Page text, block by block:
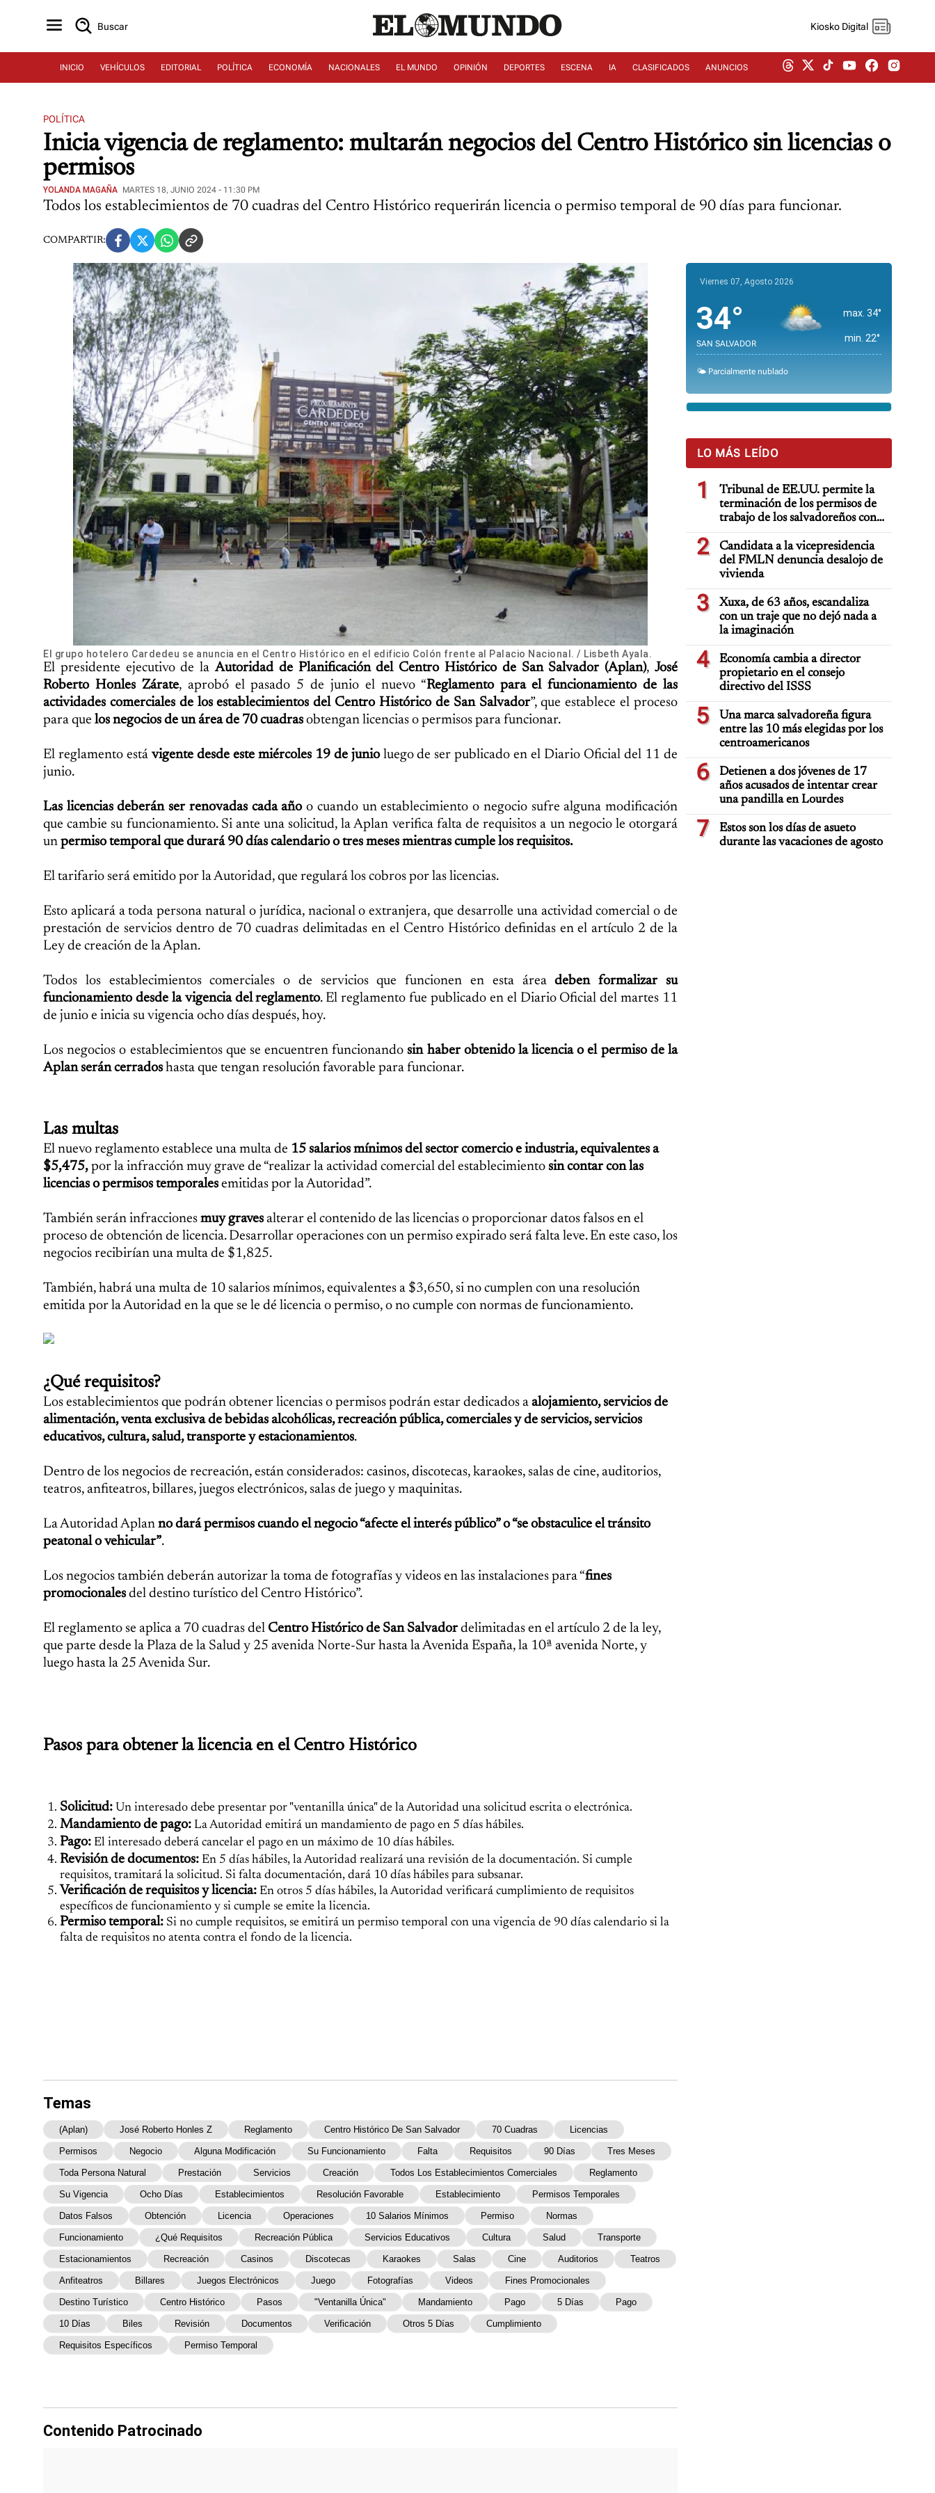
Buscar Kiosko Digital
INICIO VEHÍCULOS EDITORIAL POLÍTICA ECONOMÍA NACIONALES EL MUNDO OPINIÓN DEPORTES ESCENA IA CLASIFICADOS ANUNCIOS
POLÍTICA
Inicia vigencia de reglamento: multarán negocios del Centro Histórico sin licencias o
permisos
YOLANDA MAGAÑA MARTES 18, JUNIO 2024 - 11:30 PM
Todos los establecimientos de 70 cuadras del Centro Histórico requerirán licencia o permiso temporal de 90 días para funcionar.
COMPARTIR:
El grupo hotelero Cardedeu se anuncia en el Centro Histórico en el edificio Colón frente al Palacio Nacional. / Lisbeth Ayala.
El presidente ejecutivo de laAutoridad de Planificación del Centro Histórico de San Salvador (Aplan),José
Roberto Honles Zárate, aprobó el pasado 5 de junio el nuevo “Reglamento para el funcionamiento de las
actividades comerciales de los establecimientos del Centro Histórico de San Salvador”, que establece el proceso
para que los negocios de un área de 70 cuadras obtengan licencias o permisos para funcionar.
El reglamento estávigente desde este miércoles 19 de junioluego de ser publicado en el Diario Oficial del 11 de
junio.
Las licencias deberán ser renovadas cada añoo cuando un establecimiento o negocio sufre alguna modificación
que cambie su funcionamiento. Si ante una solicitud, la Aplan verifica falta de requisitos a un negocio le otorgará
un permiso temporal que durará 90 días calendario o tres meses mientras cumple los requisitos.
El tarifario será emitido por la Autoridad, que regulará los cobros por las licencias.
Esto aplicará a toda persona natural o jurídica, nacional o extranjera, que desarrolle una actividad comercial o de
prestación de servicios dentro de 70 cuadras delimitadas en el Centro Histórico definidas en el artículo 2 de la
Ley de creación de la Aplan.
Todos los establecimientos comerciales o de servicios que funcionen en esta áreadeben formalizar su
funcionamiento desde la vigencia del reglamento. El reglamento fue publicado en el Diario Oficial del martes 11
de junio e inicia su vigencia ocho días después, hoy.
Los negocios o establecimientos que se encuentren funcionando sin haber obtenido la licencia o el permiso de la
Aplan serán cerrados hasta que tengan resolución favorable para funcionar.
Las multas
El nuevo reglamento establece una multa de 15 salarios mínimos del sector comercio e industria, equivalentes a
$5,475, por la infracción muy grave de “realizar la actividad comercial del establecimiento sin contar con las
licencias o permisos temporales emitidas por la Autoridad”.
También serán infracciones muy graves alterar el contenido de las licencias o proporcionar datos falsos en el
proceso de obtención de licencia. Desarrollar operaciones con un permiso expirado será falta leve. En este caso, los
negocios recibirían una multa de $1,825.
También, habrá una multa de 10 salarios mínimos, equivalentes a $3,650, si no cumplen con una resolución
emitida por la Autoridad en la que se le dé licencia o permiso, o no cumple con normas de funcionamiento.
¿Qué requisitos?
Los establecimientos que podrán obtener licencias o permisos podrán estar dedicados a alojamiento, servicios de
alimentación, venta exclusiva de bebidas alcohólicas, recreación pública, comerciales y de servicios, servicios
educativos, cultura, salud, transporte y estacionamientos.
Dentro de los negocios de recreación, están considerados: casinos, discotecas, karaokes, salas de cine, auditorios,
teatros, anfiteatros, billares, juegos electrónicos, salas de juego y maquinitas.
La Autoridad Aplan no dará permisos cuando el negocio “afecte el interés público” o “se obstaculice el tránsito
peatonal o vehicular”.
Los negocios también deberán autorizar la toma de fotografías y videos en las instalaciones para “fines
promocionales del destino turístico del Centro Histórico”.
El reglamento se aplica a 70 cuadras del Centro Histórico de San Salvadordelimitadas en el artículo 2 de la ley,
que parte desde la Plaza de la Salud y 25 avenida Norte-Sur hasta la Avenida España, la 10ª avenida Norte, y
luego hasta la 25 Avenida Sur.
Pasos para obtener la licencia en el Centro Histórico
Solicitud: Un interesado debe presentar por "ventanilla única" de la Autoridad una solicitud escrita o electrónica.
Mandamiento de pago: La Autoridad emitirá un mandamiento de pago en 5 días hábiles.
Pago: El interesado deberá cancelar el pago en un máximo de 10 días hábiles.
Revisión de documentos: En 5 días hábiles, la Autoridad realizará una revisión de la documentación. Si cumple
requisitos, tramitará la solicitud. Si falta documentación, dará 10 días hábiles para subsanar.
Verificación de requisitos y licencia: En otros 5 días hábiles, la Autoridad verificará cumplimiento de requisitos
específicos de funcionamiento y si cumple se emite la licencia.
Permiso temporal: Si no cumple requisitos, se emitirá un permiso temporal con una vigencia de 90 días calendario si la
falta de requisitos no atenta contra el fondo de la licencia.
Temas
(Aplan) José Roberto Honles Z Reglamento Centro Histórico De San Salvador 70 Cuadras Licencias
Permisos Negocio Alguna Modificación Su Funcionamiento Falta Requisitos 90 Días Tres Meses
Toda Persona Natural Prestación Servicios Creación Todos Los Establecimientos Comerciales Reglamento
Su Vigencia Ocho Días Establecimientos Resolución Favorable Establecimiento Permisos Temporales
Datos Falsos Obtención Licencia Operaciones 10 Salarios Mínimos Permiso Normas
Funcionamiento ¿Qué Requisitos Recreación Pública Servicios Educativos Cultura Salud Transporte
Estacionamientos Recreación Casinos Discotecas Karaokes Salas Cine Auditorios Teatros
Anfiteatros Billares Juegos Electrónicos Juego Fotografías Videos Fines Promocionales
Destino Turístico Centro Histórico Pasos "ventanilla Única" Mandamiento Pago 5 Días Pago
10 Días Biles Revisión Documentos Verificación Otros 5 Días Cumplimiento
Requisitos Específicos Permiso Temporal
Contenido Patrocinado
Viernes 07, Agosto 2026
34°
SAN SALVADOR
max. 34°
min. 22°
🌤️ Parcialmente nublado
LO MÁS LEÍDO
1
Tribunal de EE.UU. permite la
terminación de los permisos de
trabajo de los salvadoreños con
TPS
2
Candidata a la vicepresidencia
del FMLN denuncia desalojo de
vivienda
3
Xuxa, de 63 años, escandaliza
con un traje que no dejó nada a
la imaginación
4
Economía cambia a director
propietario en el consejo
directivo del ISSS
5
Una marca salvadoreña figura
entre las 10 más elegidas por los
centroamericanos
6
Detienen a dos jóvenes de 17
años acusados de intentar crear
una pandilla en Lourdes
7
Estos son los días de asueto
durante las vacaciones de agosto